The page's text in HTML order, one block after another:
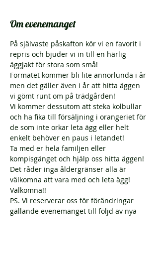
Om evenemanget
På självaste påskafton kör vi en favorit i
repris och bjuder vi in till en härlig
äggjakt för stora som små!
Formatet kommer bli lite annorlunda i år
men det gäller även i år att hitta äggen
vi gömt runt om på trädgården!
Vi kommer dessutom att steka kolbullar
och ha fika till försäljning i orangeriet för
de som inte orkar leta ägg eller helt
enkelt behöver en paus i letandet!
Ta med er hela familjen eller
kompisgänget och hjälp oss hitta äggen!
Det råder inga åldergränser alla är
välkomna att vara med och leta ägg!
Välkomna!!
PS. Vi reserverar oss för förändringar
gällande evenemanget till följd av nya